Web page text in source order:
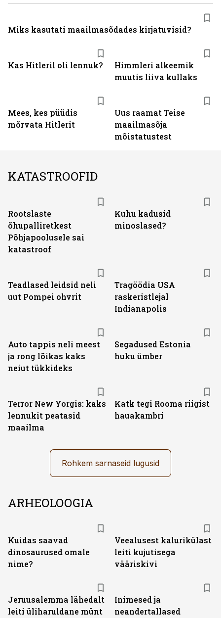
Kas Hitleril oli lennuk?
Himmleri alkeemik
muutis liiva kullaks
Mees, kes püüdis
mõrvata Hitlerit
Uus raamat Teise
maailmasõja
mõistatustest
Miks kasutati maailmasõdades kirjatuvisid?
KATASTROOFID
Rootslaste
õhupalliretkest
Põhjapoolusele sai
katastroof
Kuhu kadusid
minoslased?
Teadlased leidsid neli
uut Pompei ohvrit
Tragöödia USA
raskeristlejal
Indianapolis
Auto tappis neli meest
ja rong lõikas kaks
neiut tükkideks
Segadused Estonia
huku ümber
Terror New Yorgis: kaks
lennukit peatasid
maailma
Katk tegi Rooma riigist
hauakambri
Rohkem sarnaseid lugusid
ARHEOLOOGIA
Kuidas saavad
dinosaurused omale
nime?
Veealusest kalurikülast
leiti kujutisega
vääriskivi
Jeruusalemma lähedalt
leiti üliharuldane münt
Inimesed ja
neandertallased